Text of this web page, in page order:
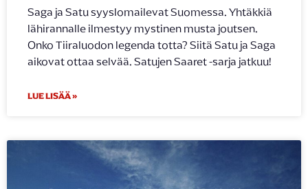
Saga ja Satu syyslomailevat Suomessa. Yhtäkkiä
lähirannalle ilmestyy mystinen musta joutsen.
Onko Tiiraluodon legenda totta? Siitä Satu ja Saga
aikovat ottaa selvää. Satujen Saaret -sarja jatkuu!
LUE LISÄÄ »